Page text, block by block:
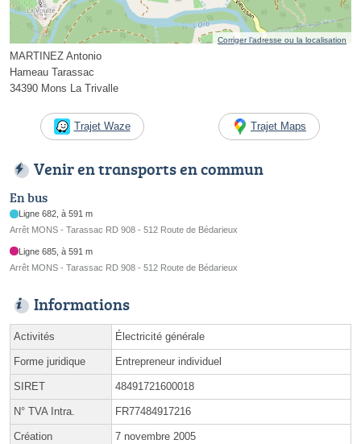
Corriger l’adresse ou la localisation
MARTINEZ Antonio
Hameau Tarassac
34390 Mons La Trivalle
Trajet Waze Trajet Maps
Venir en transports en commun
En bus
Ligne 682, à 591 m
Arrêt MONS - Tarassac RD 908 - 512 Route de Bédarieux
Ligne 685, à 591 m
Arrêt MONS - Tarassac RD 908 - 512 Route de Bédarieux
Informations
Activités Électricité générale
Forme juridique Entrepreneur individuel
SIRET 48491721600018
N° TVA Intra. FR77484917216
Création 7 novembre 2005